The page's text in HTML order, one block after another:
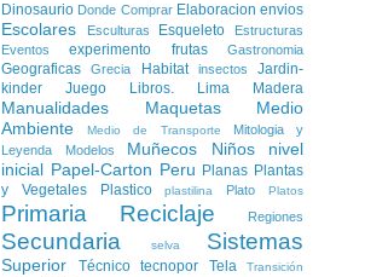
Dinosaurio Donde Comprar Elaboracion envios
Escolares Esculturas Esqueleto
Estructuras
Eventos
experimento frutas Gastronomia
Geograficas Grecia Habitat insectos
Jardin-
kinder
Juego Libros. Lima Madera
Manualidades Maquetas
Medio
Ambiente
Medio de Transporte
Mitologia y
Leyenda
Modelos Muñecos Niños
nivel
inicial Papel-Carton Peru Planas Plantas
y Vegetales
Plastico plastilina Plato Platos
Primaria Reciclaje Regiones
Secundaria selva Sistemas
Superior Técnico tecnopor Tela
Transición